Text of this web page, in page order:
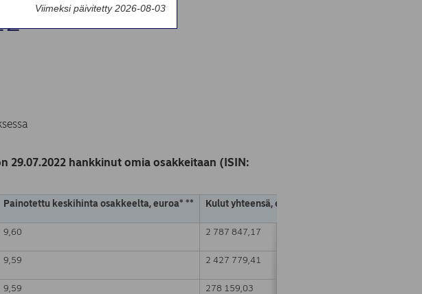
29.07.2022 hankkinut omia osakkeitaan (ISIN:
Painotettu keskihinta osakkeelta, euroa* ** Kulut yhteensä, euroa * **
9,60 2 787 847,17
9,59 2 427 779,41
9,59 278 159,03
Viimeksi päivitetty 2026-08-03